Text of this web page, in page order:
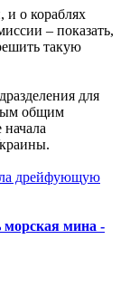
и о кораблях
– показать,
такую
для
общим
дрейфующую
морская мина -